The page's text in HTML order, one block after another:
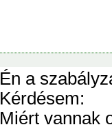
Én a
Kérdésem:
Miért vannak